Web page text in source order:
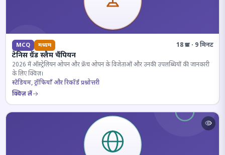
MCQ मध्यम 18 प्रश्न · 9 मिनट
टेनिस ग्रैंड स्लैम चैंपियन
2026 में ऑस्ट्रेलियन ओपन और फ्रेंच ओपन के विजेताओं और उनकी उपलब्धियों की जानकारी
के लिए क्विज़।
स्टेडियम, ट्रॉफियाँ और रिकॉर्ड प्रश्नोत्तरी
क्विज़ लें